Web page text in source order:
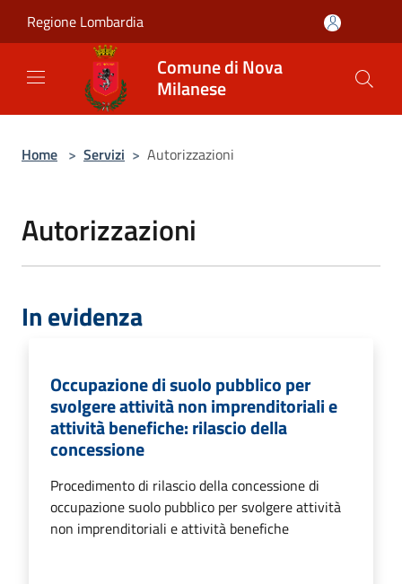
Regione Lombardia
Comune di Nova
Milanese
Home > Servizi > Autorizzazioni
Autorizzazioni
In evidenza
Occupazione di suolo pubblico per
svolgere attività non imprenditoriali e
attività benefiche: rilascio della
concessione
Procedimento di rilascio della concessione di
occupazione suolo pubblico per svolgere attività
non imprenditoriali e attività benefiche